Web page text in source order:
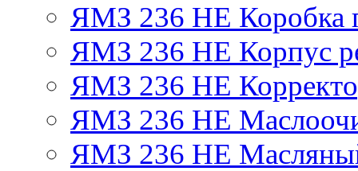
ЯМЗ 236 НЕ Коробка
ЯМЗ 236 НЕ Корпус
ЯМЗ 236 НЕ
ЯМЗ 236 НЕ
ЯМЗ 236 НЕ Масляный